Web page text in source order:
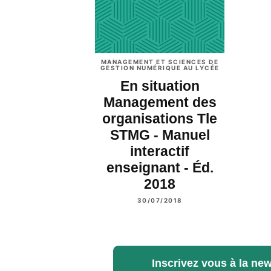
MANAGEMENT ET SCIENCES DE
GESTION NUMÉRIQUE AU LYCÉE
En situation
Management des
organisations Tle
STMG - Manuel
interactif
enseignant - Éd.
2018
30/07/2018
Inscrivez vous à la